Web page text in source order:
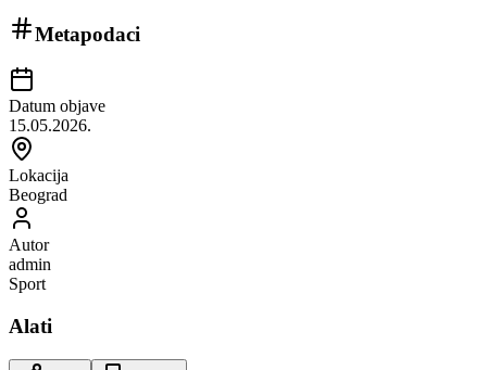
Metapodaci
Datum objave
15.05.2026.
Lokacija
Beograd
Autor
admin
Sport
Alati